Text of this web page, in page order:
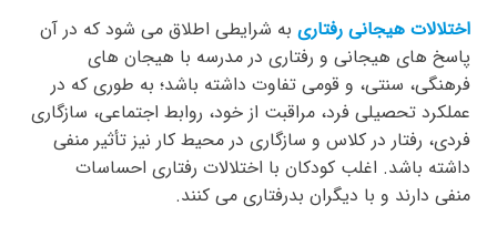
اختلالات هیجانی رفتاری به شرایطی اطلاق می شود که در آن
پاسخ های هیجانی و رفتاری در مدرسه با هیجان های
فرهنگی، سنتی، و قومی تفاوت داشته باشد؛ به طوری که در
عملکرد تحصیلی فرد، مراقبت از خود، روابط اجتماعی، سازگاری
فردی، رفتار در کلاس و سازگاری در محیط کار نیز تأثیر منفی
داشته باشد. اغلب کودکان با اختلالات رفتاری احساسات
منفی دارند و با دیگران بدرفتاری می کنند.